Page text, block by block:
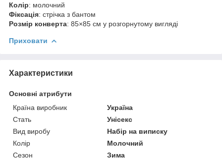
Колір: молочний
Фіксація: стрічка з бантом
Розмір конверта: 85×85 см у розгорнутому вигляді
Приховати
Характеристики
Основні атрибути
Країна виробник
Україна
Стать
Унісекс
Вид виробу
Набір на виписку
Колір
Молочний
Сезон
Зима